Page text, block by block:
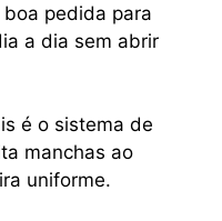
boa pedida para
a dia sem abrir
é o sistema de
manchas ao
uniforme.